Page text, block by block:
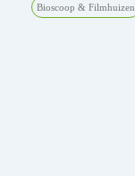
Bioscoop & Filmhuizen